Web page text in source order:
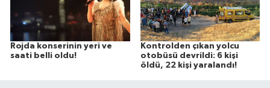
Rojda konserinin yeri ve
saati belli oldu!
Kontrolden çıkan yolcu
otobüsü devrildi: 6 kişi
öldü, 22 kişi yaralandı!